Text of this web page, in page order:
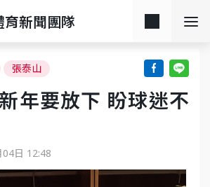
育新聞團隊
張泰山
年要放下 盼球迷不
日 12:48